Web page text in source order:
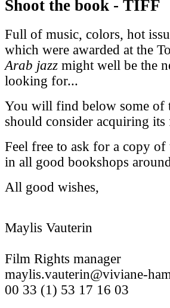
Shoot the book - TIFF
Full of music, colors, hot
which were awarded at the
Arab jazz might well be the
looking for...
You will find below some of
should consider acquiring
Feel free to ask for a copy
in all good bookshops
All good wishes,
Maylis Vauterin
Film Rights manager
maylis.vauterin@viviane-
00 33 (1) 53 17 16 03